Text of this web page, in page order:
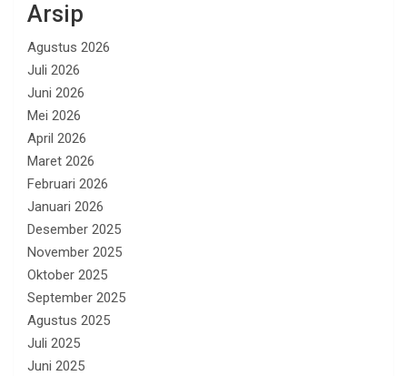
Arsip
Agustus 2026
Juli 2026
Juni 2026
Mei 2026
April 2026
Maret 2026
Februari 2026
Januari 2026
Desember 2025
November 2025
Oktober 2025
September 2025
Agustus 2025
Juli 2025
Juni 2025